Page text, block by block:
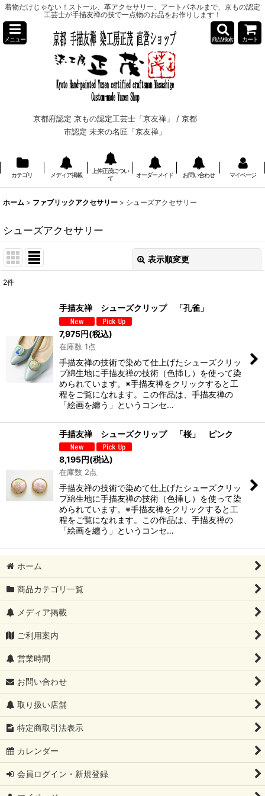
着物だけじゃない！ストール、革アクセサリー、アートパネルまで、京もの認定
工芸士が手描友禅の技で一点物のお品をお作りします！
メニュー
京都府認定 京もの認定工芸士「京友禅」 / 京都
市認定 未来の名匠「京友禅」
商品検索 カート
カテゴリ メディア掲載
上仲正茂につい
て
オーダーメイド お問い合わせ マイページ
ホーム > ファブリックアクセサリー > シューズアクセサリー
シューズアクセサリー
表示順変更
絞り込む
2件
手描友禅 シューズクリップ 「孔雀」
7,975円(税込)
在庫数 1点
手描友禅の技術で染めて仕上げたシューズクリッ
プ綿生地に手描友禅の技術（色挿し）を使って染
められています。※手描友禅をクリックすると工
程をご覧になれます。この作品は、手描友禅の
「絵画を纏う」というコンセ…
手描友禅 シューズクリップ 「桜」 ピンク
8,195円(税込)
在庫数 2点
手描友禅の技術で染めて仕上げたシューズクリッ
プ綿生地に手描友禅の技術（色挿し）を使って染
められています。※手描友禅をクリックすると工
程をご覧になれます。この作品は、手描友禅の
「絵画を纏う」というコンセ…
ホーム
商品カテゴリ一覧
メディア掲載
ご利用案内
営業時間
お問い合わせ
取り扱い店舗
特定商取引法表示
カレンダー
会員ログイン・新規登録